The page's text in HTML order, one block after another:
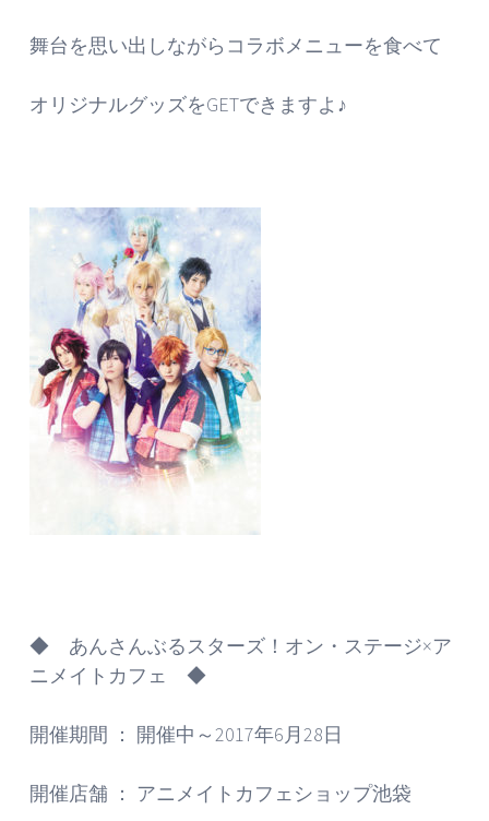
舞台を思い出しながらコラボメニューを食べて
オリジナルグッズをGETできますよ♪
◆ あんさんぶるスターズ！オン・ステージ×ア
ニメイトカフェ ◆
開催期間 ： 開催中～2017年6月28日
開催店舗 ： アニメイトカフェショップ池袋